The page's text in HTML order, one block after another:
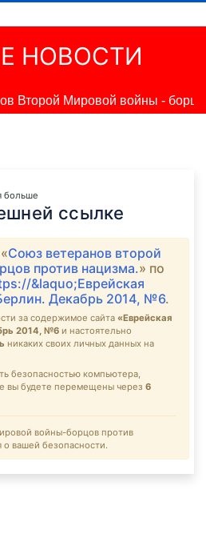
НОВОСТИ
Второй Мировой войны -
ссылке
больше
Союз ветеранов второй
против нацизма.» по
&laquo;Еврейская
Декабрь 2014, №6.
за содержимое сайта «Еврейская
2014, №6 и настоятельно
никаких своих личных данных на
безопасностью компьютера,
вы будете перемещены через 6
войны-борцов против
о вашей безопасности.